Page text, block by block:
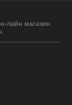
лайн магазин